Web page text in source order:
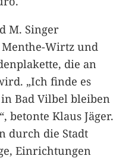
M. Singer
Wirtz und
die an
„Ich finde es
Bad Vilbel bleiben
betonte Klaus Jäger.
durch die Stadt
Einrichtungen